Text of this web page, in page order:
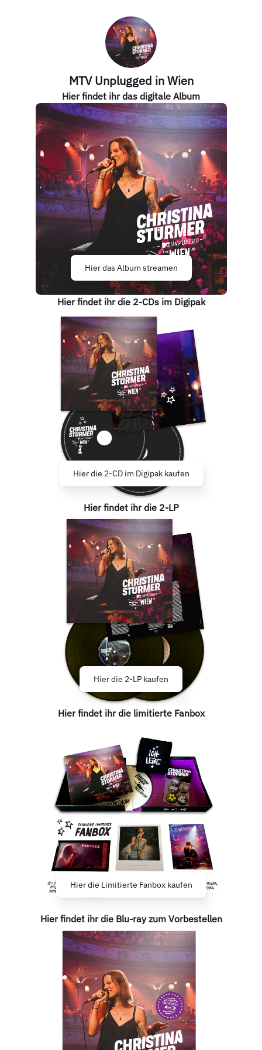
MTV Unplugged in Wien
Hier findet ihr das digitale Album
Hier das Album streamen
Hier findet ihr die 2-CDs im Digipak
Hier die 2-CD im Digipak kaufen
Hier findet ihr die 2-LP
Hier die 2-LP kaufen
Hier findet ihr die limitierte Fanbox
Hier die Limitierte Fanbox kaufen
Hier findet ihr die Blu-ray zum Vorbestellen